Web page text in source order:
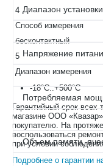
Диапазон
Напряжение
Потребляемая
Объем памяти,
4
Способ измерения
бесконтактный
5
Диапазон измерения
-18°С..+500°С
Гарантийный срок всех
магазине ООО
покупателю. На
воспользоваться
при условии
Подробнее о гарантии